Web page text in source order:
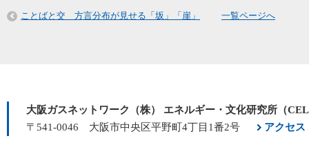
ことばと交 方言分布が見せる「坂」「崖」 一覧ページへ
大阪ガスネットワーク（株） エネルギー・文化研究所（
〒541-0046 大阪市中央区平野町4丁目1番2号
アクセス